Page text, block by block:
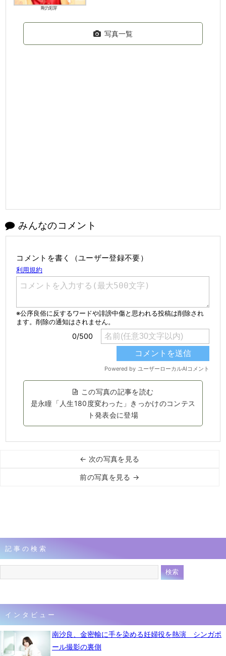
剛力彩芽
写真一覧
みんなのコメント
コメントを書く（ユーザー登録不要）
この写真の記事を読む
是永瞳「人生180度変わった」きっかけのコンテス
ト発表会に登場
← 次の写真を見る
前の写真を見る →
記事の検索
インタビュー
南沙良、金密輸に手を染める妊婦役を熱演 シンガポ
ール撮影の裏側